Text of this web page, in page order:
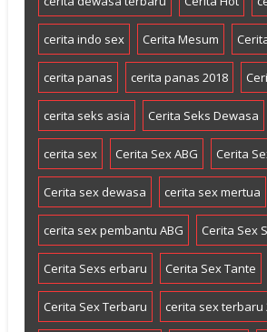
cerita indo sex Cerita Mesum
cerita panas cerita panas 2018
cerita seks asia Cerita Seks Dewasa
cerita sex Cerita Sex ABG Cerita
Cerita sex dewasa cerita sex mertua
cerita sex pembantu ABG Cerita Sex
Cerita Sexs erbaru Cerita Sex Tante
Cerita Sex Terbaru cerita sex terbaru